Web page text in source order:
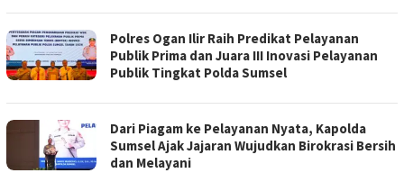
Polres Ogan Ilir Raih Predikat Pelayanan
Publik Prima dan Juara III Inovasi Pelayanan
Publik Tingkat Polda Sumsel
Dari Piagam ke Pelayanan Nyata, Kapolda
Sumsel Ajak Jajaran Wujudkan Birokrasi Bersih
dan Melayani